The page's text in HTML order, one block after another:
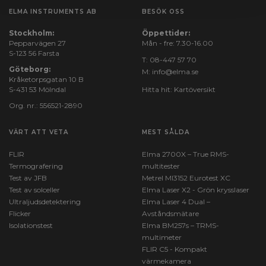
ELMA INSTRUMENTS AB
Stockholm:
Pepparvägen 27
S-123 56 Farsta
Göteborg:
Kråketorpsgatan 10 B
S-431 53 Mölndal
Org. nr.: 556521-2890
BESÖK OSS
Öppettider:
Mån - fre: 7.30-16.00
T: 08-447 57 70
M: info@elma.se
Hitta hit: Kartöversikt
VÄRT ATT VETA
FLIR
Termografering
Test av JFB
Test av solceller
Ultraljudsdetektering
Flicker
Isolationstest
MEST SÅLDA
Elma 2700X – True RMS-
multitester
Metrel MI3152 Eurotest XC
Elma Laser X2 - Grön krysslaser
Elma Laser 4 Dual –
Avståndsmätare
Elma BM257s – TRMS-
multimeter
FLIR C5 - Kompakt
värmekamera